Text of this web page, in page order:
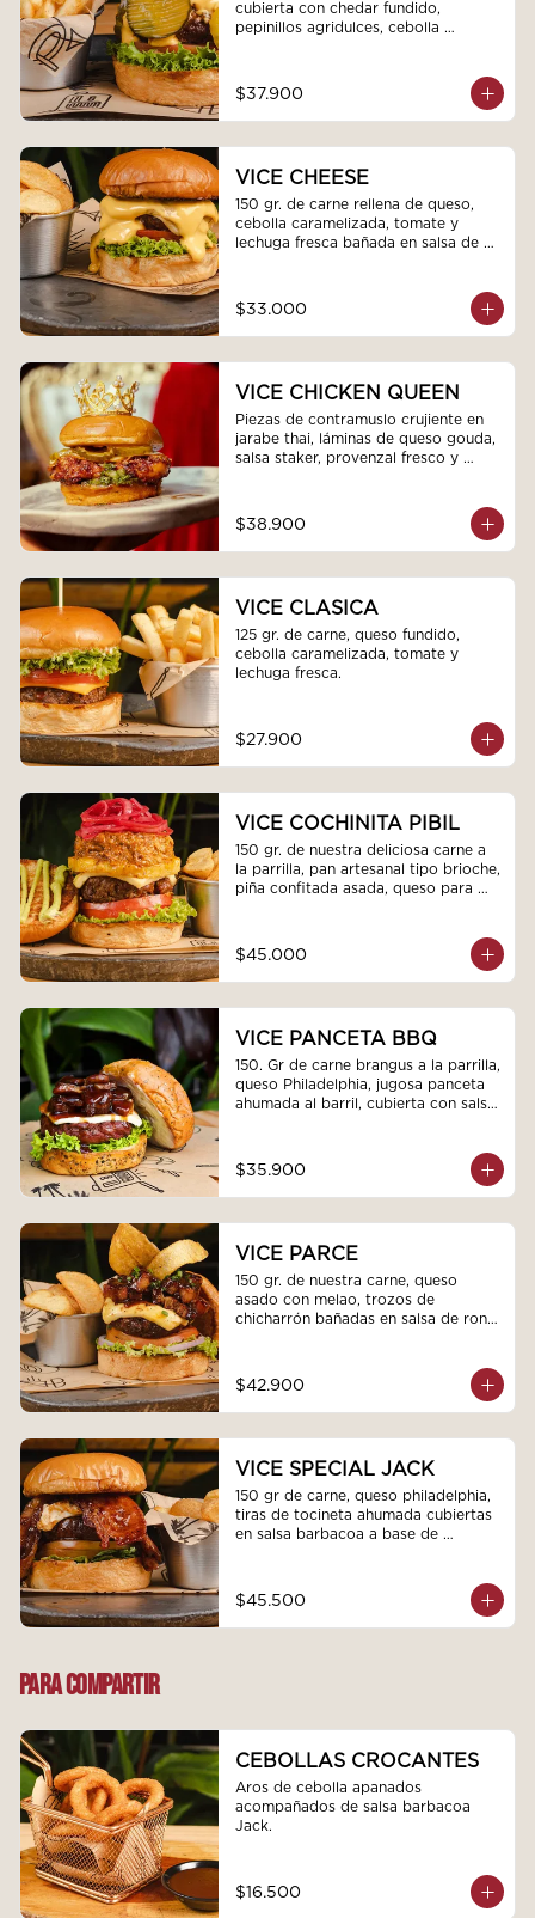
cubierta con chedar fundido,
pepinillos agridulces, cebolla
$37.900
VICE CHEESE
150 gr. de carne rellena de queso,
cebolla caramelizada, tomate y
lechuga fresca bañada en salsa de
$33.000
VICE CHICKEN QUEEN
Piezas de contramuslo crujiente en
jarabe thai, láminas de queso gouda,
salsa staker, provenzal fresco y
$38.900
VICE CLASICA
125 gr. de carne, queso fundido,
cebolla caramelizada, tomate y
lechuga fresca.
$27.900
VICE COCHINITA PIBIL
150 gr. de nuestra deliciosa carne a
la parrilla, pan artesanal tipo brioche,
piña confitada asada, queso para
luchuga fresca con toping de
cebollas encurtidas y terminada con
budín de aguacate
$45.000
VICE PANCETA BBQ
150. Gr de carne brangus a la parrilla,
queso Philadelphia, jugosa panceta
ahumada al barril, cubierta con salsa
fresca
$35.900
VICE PARCE
150 gr. de nuestra carne, queso
asado con melao, trozos de
chicharrón bañadas en salsa de ron
cebollín y chips de plátano.
$42.900
VICE SPECIAL JACK
150 gr de carne, queso philadelphia,
tiras de tocineta ahumada cubiertas
en salsa barbacoa a base de
fresca.
$45.500
PARA COMPARTIR
CEBOLLAS CROCANTES
Aros de cebolla apanados
acompañados de salsa barbacoa
Jack.
$16.500